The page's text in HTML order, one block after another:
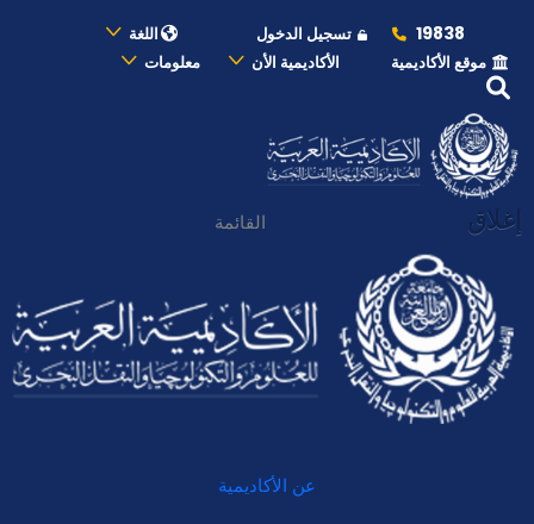
19838 تسجيل الدخول
اللغة
موقع الأكاديمية
الأكاديمية الأن معلومات
إغلاق القائمة
عن الأكاديمية